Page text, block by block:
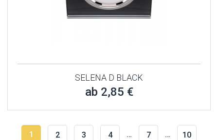
SELENA D BLACK
ab 2,85 €
1 2 3 4 … 7 … 10